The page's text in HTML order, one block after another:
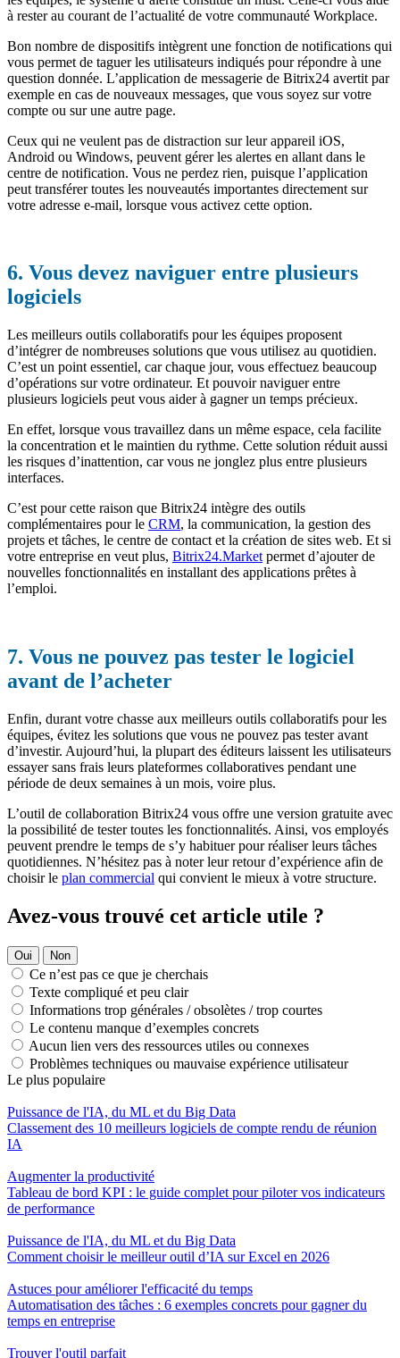
à rester au courant de l’actualité de votre communauté Workplace.
Bon nombre de dispositifs intègrent une fonction de notifications qui
vous permet de taguer les utilisateurs indiqués pour répondre à une
question donnée. L’application de messagerie de Bitrix24 avertit par
exemple en cas de nouveaux messages, que vous soyez sur votre
compte ou sur une autre page.
Ceux qui ne veulent pas de distraction sur leur appareil iOS,
Android ou Windows, peuvent gérer les alertes en allant dans le
centre de notification. Vous ne perdez rien, puisque l’application
peut transférer toutes les nouveautés importantes directement sur
votre adresse e-mail, lorsque vous activez cette option.
6. Vous devez naviguer entre plusieurs
logiciels
Les meilleurs outils collaboratifs pour les équipes proposent
d’intégrer de nombreuses solutions que vous utilisez au quotidien.
C’est un point essentiel, car chaque jour, vous effectuez beaucoup
d’opérations sur votre ordinateur. Et pouvoir naviguer entre
plusieurs logiciels peut vous aider à gagner un temps précieux.
En effet, lorsque vous travaillez dans un même espace, cela facilite
la concentration et le maintien du rythme. Cette solution réduit aussi
les risques d’inattention, car vous ne jonglez plus entre plusieurs
interfaces.
C’est pour cette raison que Bitrix24 intègre des outils
complémentaires pour le CRM, la communication, la gestion des
projets et tâches, le centre de contact et la création de sites web. Et si
votre entreprise en veut plus, Bitrix24.Market permet d’ajouter de
nouvelles fonctionnalités en installant des applications prêtes à
l’emploi.
7. Vous ne pouvez pas tester le logiciel
avant de l’acheter
Enfin, durant votre chasse aux meilleurs outils collaboratifs pour les
équipes, évitez les solutions que vous ne pouvez pas tester avant
d’investir. Aujourd’hui, la plupart des éditeurs laissent les utilisateurs
essayer sans frais leurs plateformes collaboratives pendant une
période de deux semaines à un mois, voire plus.
L’outil de collaboration Bitrix24 vous offre une version gratuite avec
la possibilité de tester toutes les fonctionnalités. Ainsi, vos employés
peuvent prendre le temps de s’y habituer pour réaliser leurs tâches
quotidiennes. N’hésitez pas à noter leur retour d’expérience afin de
choisir le plan commercial qui convient le mieux à votre structure.
Avez-vous trouvé cet article utile ?
Oui Non
Ce n’est pas ce que je cherchais
Texte compliqué et peu clair
Informations trop générales / obsolètes / trop courtes
Le contenu manque d’exemples concrets
Aucun lien vers des ressources utiles ou connexes
Problèmes techniques ou mauvaise expérience utilisateur
Le plus populaire
Puissance de l'IA, du ML et du Big Data
Classement des 10 meilleurs logiciels de compte rendu de réunion
IA
Augmenter la productivité
Tableau de bord KPI : le guide complet pour piloter vos indicateurs
de performance
Puissance de l'IA, du ML et du Big Data
Comment choisir le meilleur outil d’IA sur Excel en 2026
Astuces pour améliorer l'efficacité du temps
Automatisation des tâches : 6 exemples concrets pour gagner du
temps en entreprise
Trouver l'outil parfait